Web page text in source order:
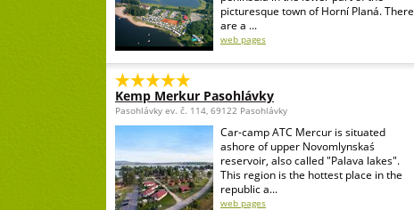
picturesque town of Horní Planá. There
are a ...
web pages
Kemp Merkur Pasohlávky
Pasohlávky ev. č. 114, 69122 Pasohlávky
Car-camp ATC Mercur is situated
ashore of upper Novomlynskaś
reservoir, also called "Palava lakes".
This region is the hottest place in the
republic a...
web pages